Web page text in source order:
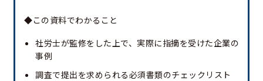
◆この資料でわかること
社労士が監修をした上で、実際に指摘を受けた企業の
事例
調査で提出を求められる必須書類のチェックリスト